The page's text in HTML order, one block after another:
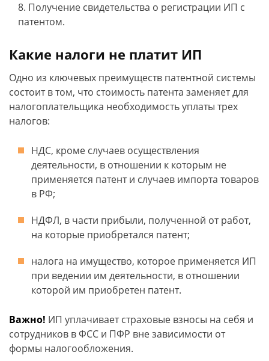
Получение свидетельства о регистрации ИП с
патентом.
Какие налоги не платит ИП
Одно из ключевых преимуществ патентной системы
состоит в том, что стоимость патента заменяет для
налогоплательщика необходимость уплаты трех
налогов:
НДС, кроме случаев осуществления
деятельности, в отношении к которым не
применяется патент и случаев импорта товаров
в РФ;
НДФЛ, в части прибыли, полученной от работ,
на которые приобретался патент;
налога на имущество, которое применяется ИП
при ведении им деятельности, в отношении
которой им приобретен патент.
Важно! ИП уплачивает страховые взносы на себя и
сотрудников в ФСС и ПФР вне зависимости от
формы налогообложения.